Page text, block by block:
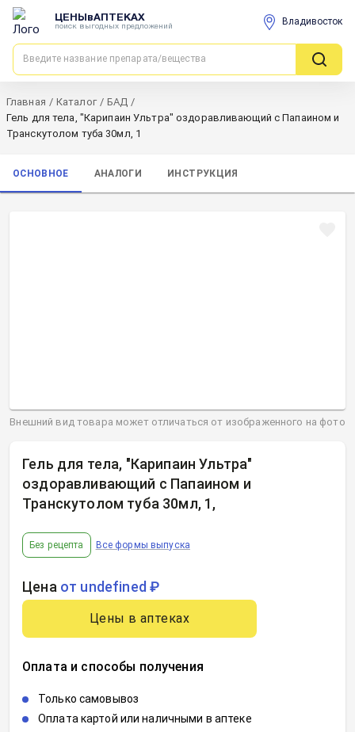
ЦЕНЫвАПТЕКАХ
поиск выгодных предложений Владивосток
Главная / Каталог / БАД /
Гель для тела, "Карипаин Ультра" оздоравливающий с Папаином и
Транскутолом туба 30мл, 1
ОСНОВНОЕ АНАЛОГИ ИНСТРУКЦИЯ
Гель для тела, "Карипаин Ультра"
оздоравливающий с Папаином и
Транскутолом туба 30мл, 1 ,
Без рецепта Все формы выпуска
Цена от undefined ₽
Цены в аптеках
Оплата и способы получения
Только самовывоз
Оплата картой или наличными в аптеке
Внешний вид товара может отличаться от изображенного на фото